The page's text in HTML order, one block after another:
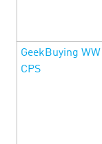
LEARN MORE
GeekBuying WW
CPS